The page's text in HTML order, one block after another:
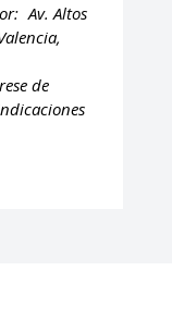
Av. Altos
de